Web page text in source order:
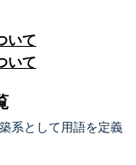
いて
いて
系として用語を定義